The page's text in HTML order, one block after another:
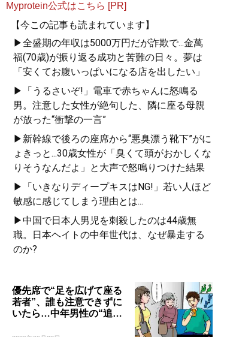
Myprotein公式はこちら [PR]
【今この記事も読まれています】
▶全盛期の年収は5000万円だが詐欺で...金萬
福(70歳)が振り返る成功と苦難の日々。夢は
「安くてお腹いっぱいになる店を出したい」
▶「うるさいぞ!」電車で赤ちゃんに怒鳴る
男。注意した女性が絶句した、隣に座る母親
が放った“衝撃の一言”
▶新幹線で後ろの座席から“悪臭漂う靴下”がに
ょきっと...30歳女性が「臭くて頭がおかしくな
りそうなんだよ」と大声で怒鳴りつけた結果
▶「いきなりディープキスはNG!」若い人ほど
敏感に感じてしまう理由とは...
▶中国で日本人男児を刺殺したのは44歳無
職。日本ヘイトの中年世代は、なぜ暴走する
のか?
優先席で“足を広げて座る
若者”、誰も注意できずに
いたら…中年男性の“追…